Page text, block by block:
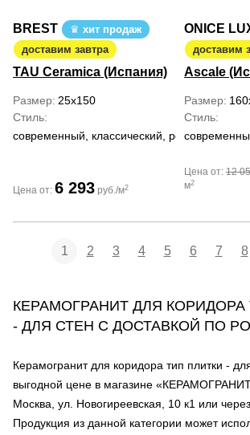
BREST
хит продаж
доставим завтра
TAU Ceramica (Испания)
Размер 25x150
Стиль
современный, классический, ретро
Цена от: 6 293 руб./м2
ONICE
доставим
Ascale
Размер
Стиль
Цена от: 12
м2
1 2 3 4 5 6 7 8
КЕРАМОГРАНИТ ДЛЯ КОРИДОРА
- ДЛЯ СТЕН С ДОСТАВКОЙ ПО
Керамогранит для коридора тип плитки -
выгодной цене в магазине
Москва, ул. Новогиреевская, 10 к1 или
Продукция из данной категории может